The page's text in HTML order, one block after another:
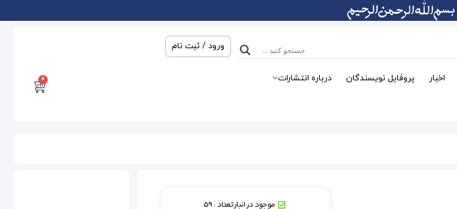
ورود / ثبت نام
اخبار پروفایل نویسندگان درباره انتشارات 0
موجود در انبارتعداد : 59